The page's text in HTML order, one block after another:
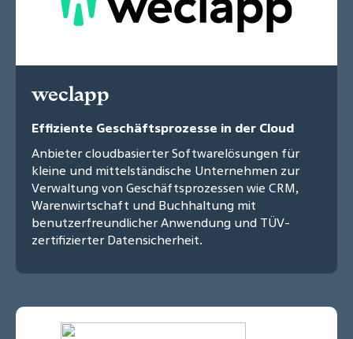
weclapp
Effiziente Geschäftsprozesse in der Cloud
Anbieter cloudbasierter Softwarelösungen für
kleine und mittelständische Unternehmen zur
Verwaltung von Geschäftsprozessen wie CRM,
Warenwirtschaft und Buchhaltung mit
benutzerfreundlicher Anwendung und TÜV-
zertifizierter Datensicherheit.